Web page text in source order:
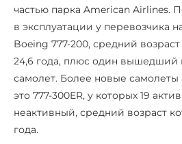
частью парка American Airlines.
в эксплуатации у перевозчика
Boeing 777-200, средний
24,6 года, плюс один вышедший
самолет. Более новые самолеты
это 777-300ER, у которых 19
неактивный, средний возраст
года.